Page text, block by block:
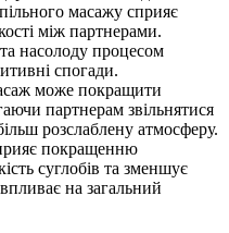
масажу сприяє
між партнерами.
насолоду процесом
спогади.
може покращити
партнерам звільнятися
розслаблену атмосферу.
покращенню
суглобів та зменшує
на загальний